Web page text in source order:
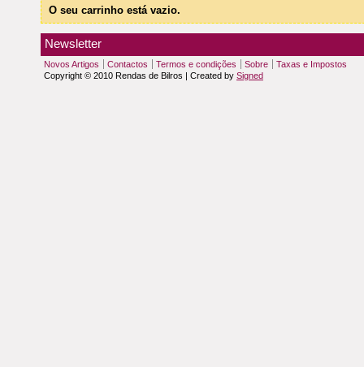
O seu carrinho está vazio.
Newsletter
Novos Artigos Contactos Termos e condições Sobre
Taxas e Impostos
Copyright © 2010 Rendas de Bilros | Created by Signed